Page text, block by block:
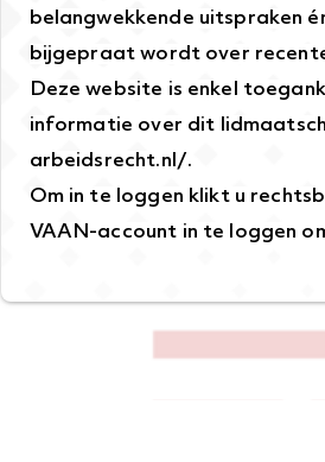
belangwekkende uitspraken
bijgepraat wordt over
Deze website is enkel
informatie over dit
arbeidsrecht.nl/.
Om in te loggen klikt u
VAAN-account in te loggen